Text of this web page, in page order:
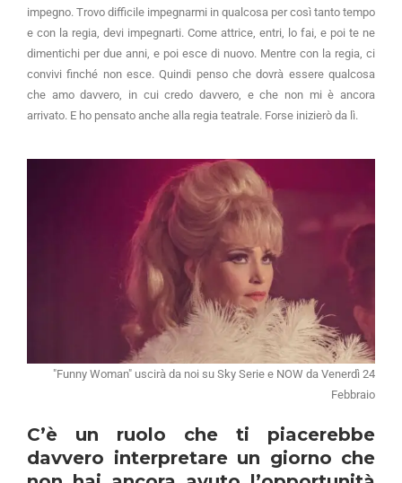
impegno. Trovo difficile impegnarmi in qualcosa per così tanto tempo
e con la regia, devi impegnarti. Come attrice, entri, lo fai, e poi te ne
dimentichi per due anni, e poi esce di nuovo. Mentre con la regia, ci
convivi finché non esce. Quindi penso che dovrà essere qualcosa
che amo davvero, in cui credo davvero, e che non mi è ancora
arrivato. E ho pensato anche alla regia teatrale. Forse inizierò da lì.
"Funny Woman" uscirà da noi su Sky Serie e NOW da Venerdì 24
Febbraio
C’è un ruolo che ti piacerebbe
davvero interpretare un giorno che